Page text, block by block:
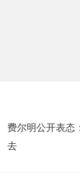
费尔明公开表态
去